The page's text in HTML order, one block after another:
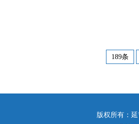
189条
版权所有：